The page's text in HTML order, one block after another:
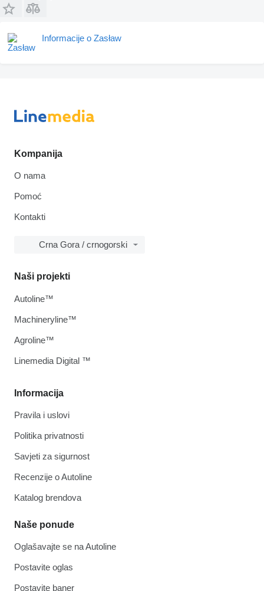
Informacije o Zasław
Kompanija
O nama
Pomoć
Kontakti
Crna Gora / crnogorski
Informacija
Pravila i uslovi
Politika privatnosti
Savjeti za sigurnost
Recenzije o Autoline
Katalog brendova
Naše ponude
Oglašavajte se na Autoline
Postavite oglas
Postavite baner
Naši projekti
Autoline™
Machineryline™
Agroline™
Linemedia Digital ™